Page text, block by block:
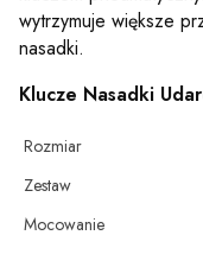
wytrzymuje większe
nasadki.
Klucze Nasadki
Rozmiar
Zestaw
Mocowanie